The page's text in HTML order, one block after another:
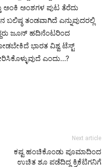
ಅಂಕಿ ಅಂಶಗಳ ಪುಟ ತೆರೆದು
ತಂಡವಾಗಿದೆ ಎನ್ನುವುದರಲ್ಲಿ
ಜೂನ್ ಹದಿನೆಂಟರಿಂದ
ಭಾರತ ವಿಶ್ವ ಟೆಸ್ಟ್
ಎಂದು…?
Next article
ಕಷ್ಟ ಹಂಚಿಕೊಂಡು ಪೂಮಾದಿಂದ
ಉಚಿತ ಶೂ ಪಡೆದಿದ್ದ ಕ್ರಿಕೆಟಿಗನಿಗೆ